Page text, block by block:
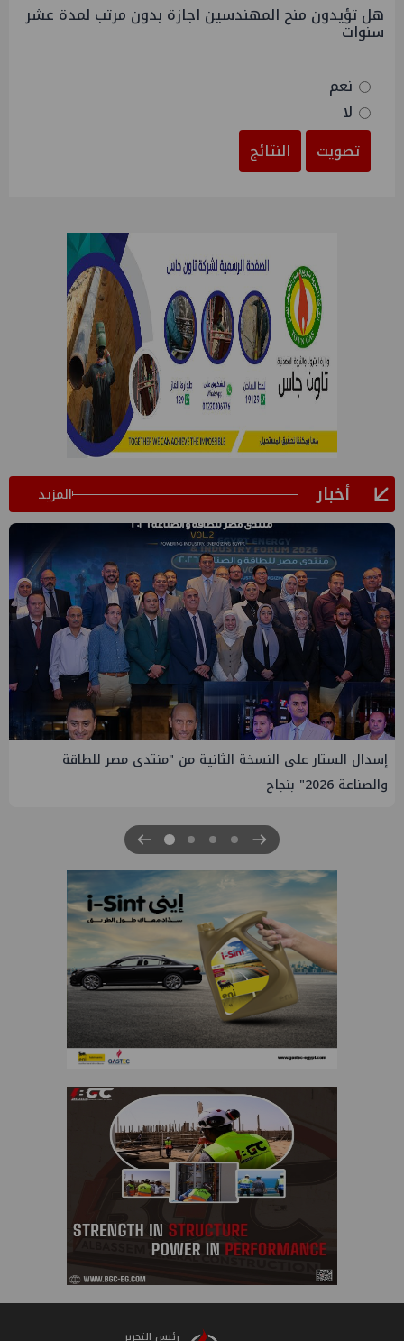
هل تؤيدون منح المهندسين اجازة بدون مرتب لمدة عشر
سنوات
نعم
لا
تصويت
النتائج
أخبار المزيد
إيني تعين مديراً جديد لها في مصر
رئيس التحرير